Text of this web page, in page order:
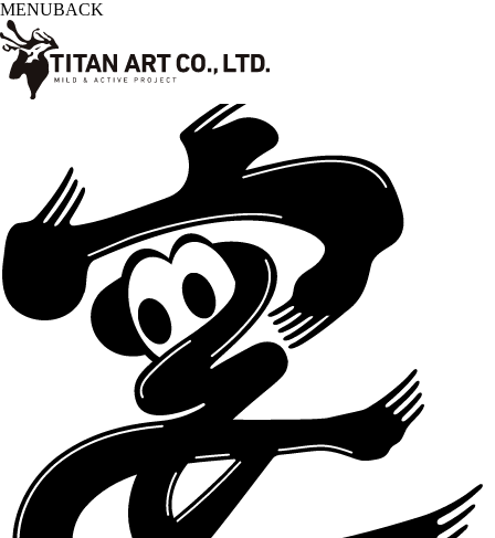
MENUBACK